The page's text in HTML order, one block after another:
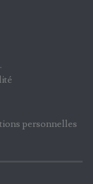
personnelles